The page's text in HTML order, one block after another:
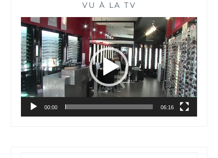
VU À LA TV
Lecteur
vidéo
00:00 06:16